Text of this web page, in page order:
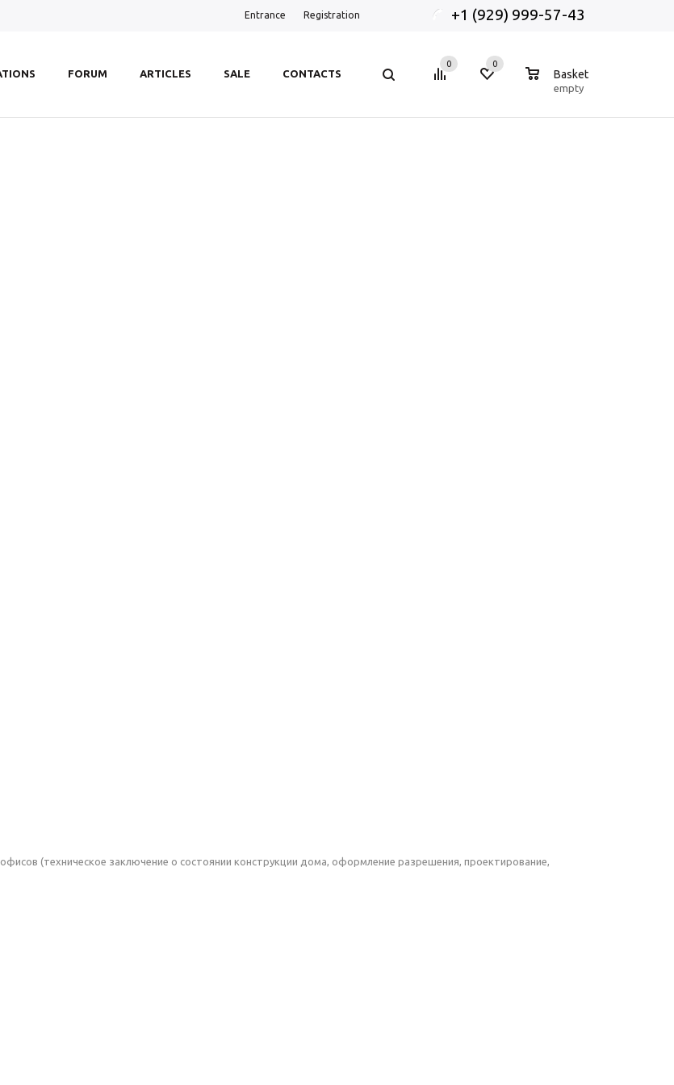
+1 (929) 999-57-43
Entrance Registration
FORUM ARTICLES SALE CONTACTS
0 0
Basket
empty
(техническое заключение о состоянии конструкции дома, оформление разрешения, проектирование,